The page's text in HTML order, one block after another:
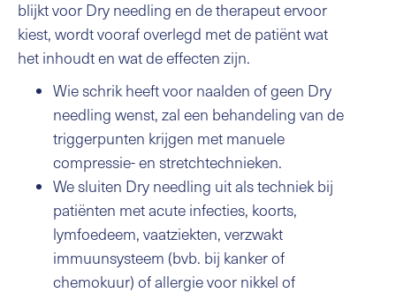
blijkt voor Dry needling en de therapeut ervoor
kiest, wordt vooraf overlegd met de patiënt wat
het inhoudt en wat de effecten zijn.
Wie schrik heeft voor naalden of geen Dry
needling wenst, zal een behandeling van de
triggerpunten krijgen met manuele
compressie- en stretchtechnieken.
We sluiten Dry needling uit als techniek bij
patiënten met acute infecties, koorts,
lymfoedeem, vaatziekten, verzwakt
immuunsysteem (bvb. bij kanker of
chemokuur) of allergie voor nikkel of